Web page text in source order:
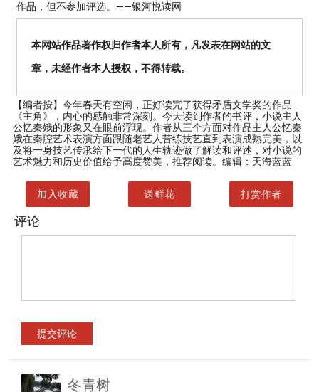
作品，但不参加评选。——银河悦读网
本网站作品著作权归作者本人所有，凡发表在网站的文
章，未经作者本人授权，不得转载。
【编者按】 今年春天有空闲，正好读完了获得矛盾文学奖的作品
《主角》，内心的感触非常深刻。今天读到作者的书评，小说主人
公忆秦娥的形象又在眼前浮现。作者从三个方面对作品主人公忆秦
娥在秦腔艺术表演方面跟随老艺人苦练技艺直到表演成熟完美，以
及将一身技艺传承给下一代的人生轨迹做了解读和评述，对小说的
艺术魅力和历史价值给予高度赞美，推荐阅读。编辑：天海蓝蓝
加入收藏 送鲜花 打赏作者
评论
冬青树